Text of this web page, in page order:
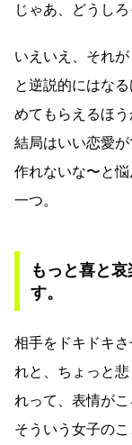
じゃあ、どうし
いえいえ、それ
と逆説的にはな
めてもらえるほ
結局はいい恋愛
作れないな〜と
一つ。
もっと喜と
す。
相手をドキドキ
れと、ちょっと
れって、表情が
そういう女子の